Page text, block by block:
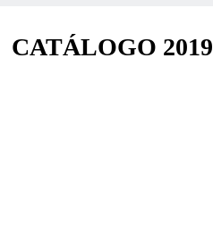
CATÁLOGO 2019